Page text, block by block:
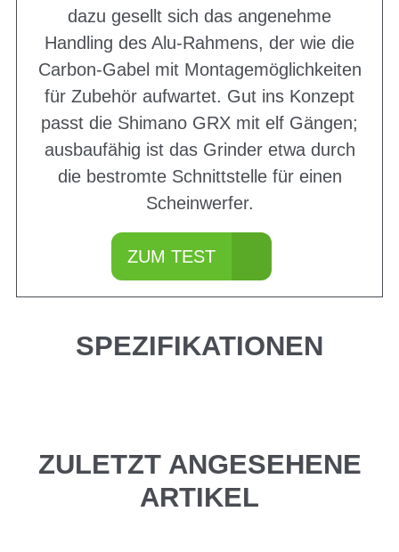
dazu gesellt sich das angenehme
Handling des Alu-Rahmens, der wie die
Carbon-Gabel mit Montagemöglichkeiten
für Zubehör aufwartet. Gut ins Konzept
passt die Shimano GRX mit elf Gängen;
ausbaufähig ist das Grinder etwa durch
die bestromte Schnittstelle für einen
Scheinwerfer.
ZUM TEST
SPEZIFIKATIONEN
ZULETZT ANGESEHENE
ARTIKEL